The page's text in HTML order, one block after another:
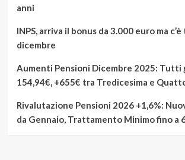
anni
INPS, arriva il bonus da 3.000 euro ma
dicembre
Aumenti Pensioni Dicembre 2025: Tutti
154,94€, +655€ tra Tredicesima e
Rivalutazione Pensioni 2026 +1,6%:
da Gennaio, Trattamento Minimo fino a